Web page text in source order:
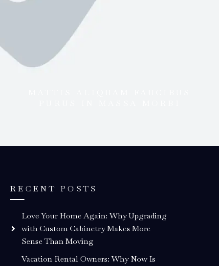
RECENT POSTS
Love Your Home Again: Why Upgrading
with Custom Cabinetry Makes More
Sense Than Moving
Vacation Rental Owners: Why Now Is